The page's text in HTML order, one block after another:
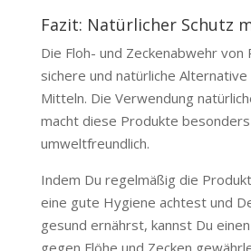
Fazit: Natürlicher Schutz
Die Floh- und Zeckenabwehr von
sichere und natürliche Alternative
Mitteln. Die Verwendung
macht diese Produkte
umweltfreundlich.
Indem Du regelmäßig die
eine gute Hygiene achtest und
gesund ernährst, kannst Du
gegen Flöhe und Zecken